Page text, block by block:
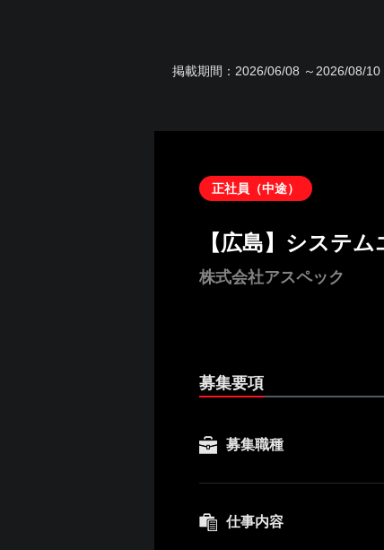
掲載期間： 2026/06/08 ～2026/08/10
正社員（中途）
【広島】システ
株式会社アスペック
募集要項
募集職種
仕事内容